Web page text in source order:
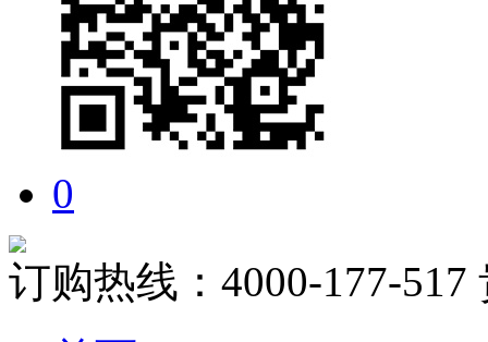
0
订购热线： 4000-177-517